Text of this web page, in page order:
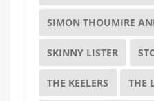
SIMON THOUMIRE
SKINNY LISTER
THE KEELERS THE